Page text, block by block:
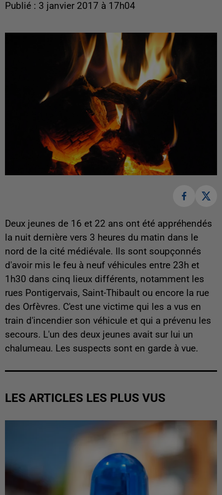
Publié : 3 janvier 2017 à 17h04
Deux jeunes de 16 et 22 ans ont été appréhendés
la nuit dernière vers 3 heures du matin dans le
nord de la cité médiévale. Ils sont soupçonnés
d'avoir mis le feu à neuf véhicules entre 23h et
1h30 dans cinq lieux différents, notamment les
rues Pontigervais, Saint-Thibault ou encore la rue
des Orfèvres. C'est une victime qui les a vus en
train d'incendier son véhicule et qui a prévenu les
secours. L'un des deux jeunes avait sur lui un
chalumeau. Les suspects sont en garde à vue.
LES ARTICLES LES PLUS VUS